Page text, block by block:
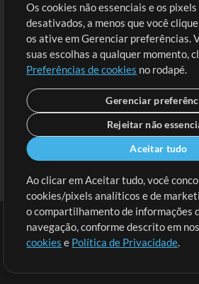
Extras
Sessões
Envie seu conteúdo
Playlist
MT Conference
Termos | Política de
Os cookies não essenciais e os
desativados, a menos que você
os ative em Gerenciar preferências.
suas escolhas a qualquer momento,
Preferências de cookies no rodapé.
Gerenciar
Rejeitar não
Aceitar tudo
Ao clicar em Aceitar tudo, você
cookies/pixels analíticos e de
o compartilhamento de informações
navegação, conforme descrito em
cookies e Política de Privacidade.